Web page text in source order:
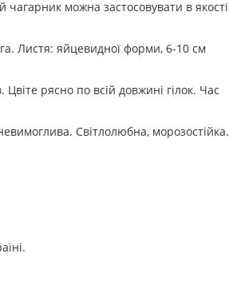
чагарник можна застосовувати в якості
Листя: яйцевидної форми, 6-10 см
рясно по всій довжині гілок. Час
Світлолюбна, морозостійка.